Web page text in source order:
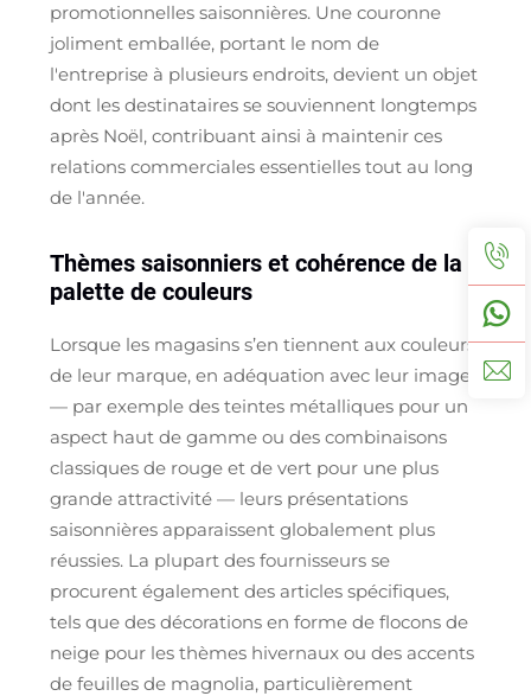
promotionnelles saisonnières. Une couronne
joliment emballée, portant le nom de
l'entreprise à plusieurs endroits, devient un objet
dont les destinataires se souviennent longtemps
après Noël, contribuant ainsi à maintenir ces
relations commerciales essentielles tout au long
de l'année.
Thèmes saisonniers et cohérence de la
palette de couleurs
Lorsque les magasins s’en tiennent aux couleurs
de leur marque, en adéquation avec leur image
— par exemple des teintes métalliques pour un
aspect haut de gamme ou des combinaisons
classiques de rouge et de vert pour une plus
grande attractivité — leurs présentations
saisonnières apparaissent globalement plus
réussies. La plupart des fournisseurs se
procurent également des articles spécifiques,
tels que des décorations en forme de flocons de
neige pour les thèmes hivernaux ou des accents
de feuilles de magnolia, particulièrement